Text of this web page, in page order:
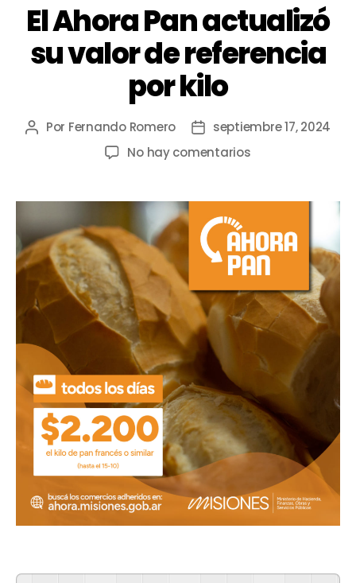
El Ahora Pan actualizó
su valor de referencia
por kilo
Por Fernando Romero
septiembre 17, 2024
No hay comentarios